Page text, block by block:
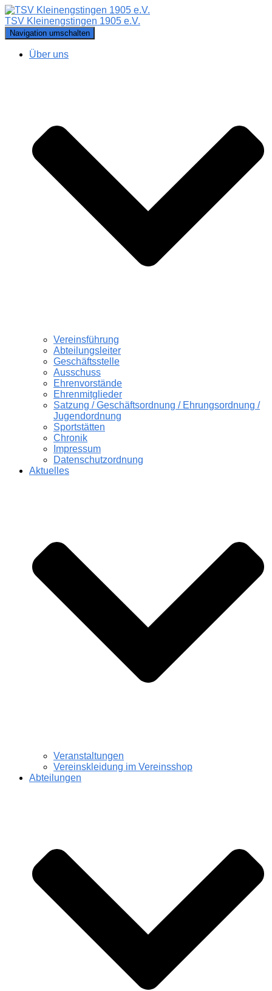
TSV Kleinengstingen 1905 e.V.
Navigation umschalten
Über uns
Vereinsführung
Abteilungsleiter
Geschäftsstelle
Ausschuss
Ehrenvorstände
Ehrenmitglieder
Satzung / Geschäftsordnung / Ehrungsordnung /
Jugendordnung
Sportstätten
Chronik
Impressum
Datenschutzordnung
Aktuelles
Veranstaltungen
Vereinskleidung im Vereinsshop
Abteilungen